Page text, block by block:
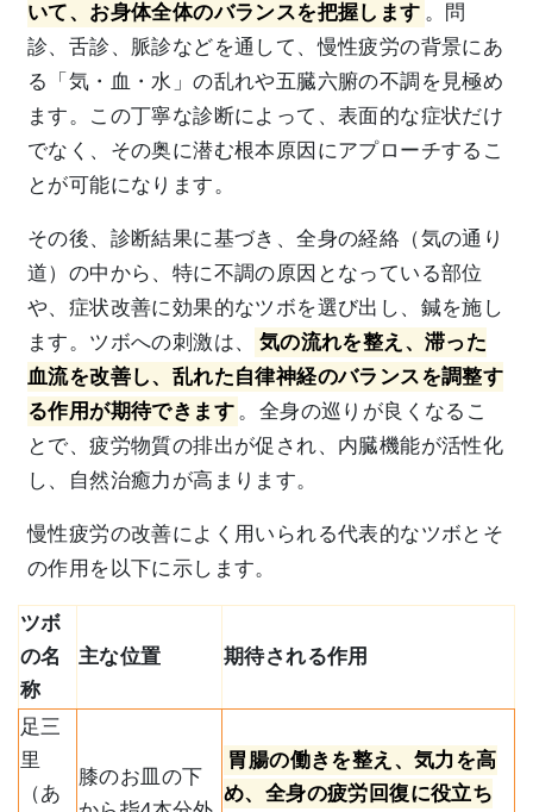
いて、お身体全体のバランスを把握します 。問
診、舌診、脈診などを通して、慢性疲労の背景にあ
る「気・血・水」の乱れや五臓六腑の不調を見極め
ます。この丁寧な診断によって、表面的な症状だけ
でなく、その奥に潜む根本原因にアプローチするこ
とが可能になります。
その後、診断結果に基づき、全身の経絡（気の通り
道）の中から、特に不調の原因となっている部位
や、症状改善に効果的なツボを選び出し、鍼を施し
ます。ツボへの刺激は、
気の流れを整え、滞った
血流を改善し、乱れた自律神経のバランスを調整す
る作用が期待できます 。全身の巡りが良くなるこ
とで、疲労物質の排出が促され、内臓機能が活性化
し、自然治癒力が高まります。
慢性疲労の改善によく用いられる代表的なツボとそ
の作用を以下に示します。
ツボ
の名
称
主な位置 期待される作用
足三
里
（あ
膝のお皿の下
胃腸の働きを整え、気力を高
め、全身の疲労回復に役立ち